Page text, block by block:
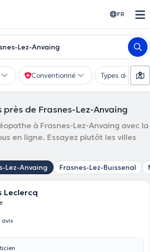
FR
Lez-Anvaing
Conventionné Types de
de Frasnes-Lez-Anvaing
à Frasnes-Lez-Anvaing avec la
en ligne. Essayez plutôt les villes
Lez-Anvaing Frasnes-Lez-Buissenal
Leclercq
avis